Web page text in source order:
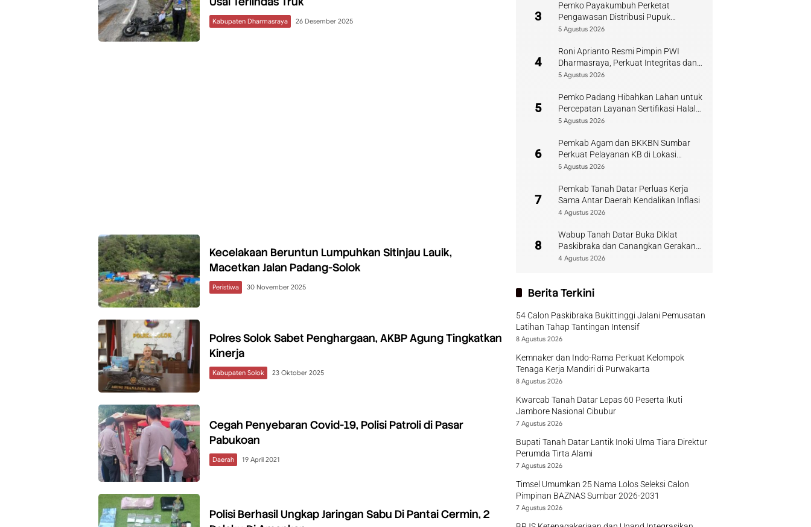
Kabupaten Dharmasraya 26 Desember 2025
Kecelakaan Beruntun Lumpuhkan Sitinjau Lauik,
Macetkan Jalan Padang-Solok
Peristiwa 30 November 2025
Polres Solok Sabet Penghargaan, AKBP Agung Tingkatkan
Kinerja
Kabupaten Solok 23 Oktober 2025
Cegah Penyebaran Covid-19, Polisi Patroli di Pasar
Pabukoan
Daerah 19 April 2021
Polisi Berhasil Ungkap Jaringan Sabu Di Pantai Cermin, 2
3
Pemko Payakumbuh Perketat
Pengawasan Distribusi Pupuk
Bersubsidi bagi Petani Lokal
5 Agustus 2026
4
Roni Aprianto Resmi Pimpin PWI
Dharmasraya, Perkuat Integritas dan
Kompetensi Jurnalis
5 Agustus 2026
5
Pemko Padang Hibahkan Lahan untuk
Percepatan Layanan Sertifikasi Halal
di Sumbar
5 Agustus 2026
6
Pemkab Agam dan BKKBN Sumbar
Perkuat Pelayanan KB di Lokasi
Bencana
5 Agustus 2026
7
Pemkab Tanah Datar Perluas Kerja
Sama Antar Daerah Kendalikan Inflasi
4 Agustus 2026
8
Wabup Tanah Datar Buka Diklat
Paskibraka dan Canangkan Gerakan
Bendera
4 Agustus 2026
Berita Terkini
54 Calon Paskibraka Bukittinggi Jalani Pemusatan
Latihan Tahap Tantingan Intensif
8 Agustus 2026
Kemnaker dan Indo-Rama Perkuat Kelompok
Tenaga Kerja Mandiri di Purwakarta
8 Agustus 2026
Kwarcab Tanah Datar Lepas 60 Peserta Ikuti
Jambore Nasional Cibubur
7 Agustus 2026
Bupati Tanah Datar Lantik Inoki Ulma Tiara Direktur
Perumda Tirta Alami
7 Agustus 2026
Timsel Umumkan 25 Nama Lolos Seleksi Calon
Pimpinan BAZNAS Sumbar 2026-2031
7 Agustus 2026